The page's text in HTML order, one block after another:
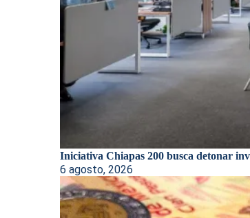
Iniciativa Chiapas 200 busca detonar
6 agosto, 2026